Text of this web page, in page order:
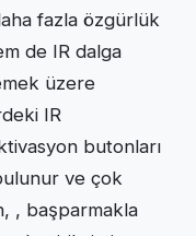
fazla özgürlük
de IR dalga
üzere
IR
butonları
ve çok
, başparmakla